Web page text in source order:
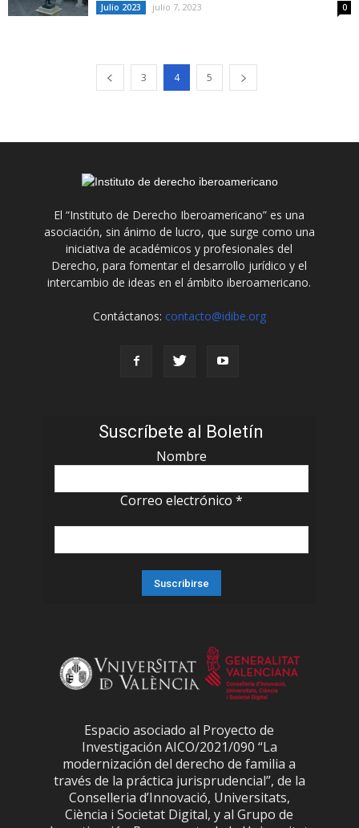
Julio 2023 julio 7, 2023 0
3 4 5
El “Instituto de Derecho Iberoamericano” es una
asociación, sin ánimo de lucro, que surge como una
iniciativa de académicos y profesionales del
Derecho, para fomentar el desarrollo jurídico y el
intercambio de ideas en el ámbito iberoamericano.
Contáctanos: contacto@idibe.org
Suscríbete al Boletín
Nombre
Correo electrónico *
Espacio asociado al Proyecto de
Investigación AICO/2021/090 “La
modernización del derecho de familia a
través de la práctica jurisprudencial”, de la
Conselleria d’Innovació, Universitats,
Ciència i Societat Digital, y al Grupo de